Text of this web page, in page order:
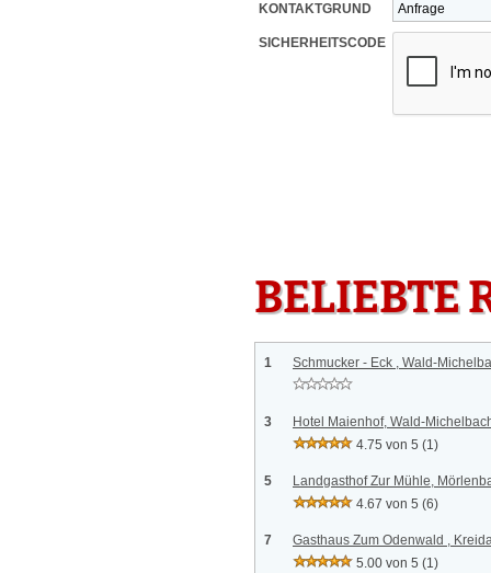
KONTAKTGRUND
SICHERHEITSCODE
BELIEBTE
1 Schmucker - Eck , Wald-
3
Hotel Maienhof, Wald-
4.75 von 5 (1)
5
Landgasthof Zur Mühle,
4.67 von 5 (6)
7
Gasthaus Zum Odenwald ,
5.00 von 5 (1)